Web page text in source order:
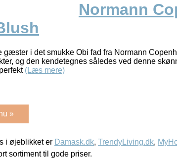
Normann
gæster i det smukke Obi fad fra Normann
og den kendetegnes således ved denne
(Læs mere)
»
i øjeblikket er Damask.dk, TrendyLiving.dk,
sortiment til gode priser.